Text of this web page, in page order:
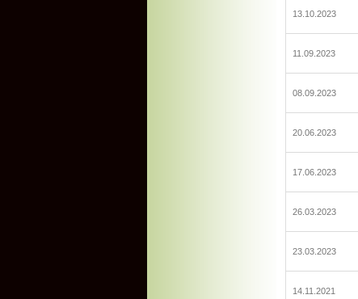
13.10.2023
11.09.2023
08.09.2023
20.06.2023
17.06.2023
26.03.2023
23.03.2023
14.11.2021